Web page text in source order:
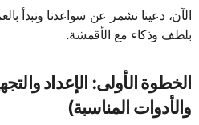
الآن، دعينا نشمر عن سواعدنا ونبدأ
بلطف وذكاء مع الأقمشة.
الخطوة الأولى: الإعداد
والأدوات المناسبة)